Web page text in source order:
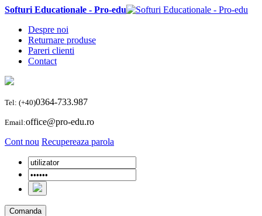
Softuri Educationale - Pro-edu
Despre noi
Returnare produse
Pareri clienti
Contact
Tel: (+40)0364-733.987
Email:office@pro-edu.ro
Cont nou Recupereaza parola
Comanda